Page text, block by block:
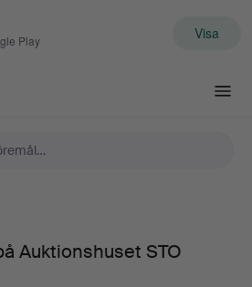
Play Visa
Auktionshuset STO